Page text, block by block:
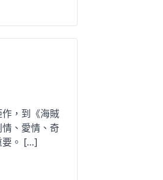
，到《海賊
、愛情、奇
要。 […]